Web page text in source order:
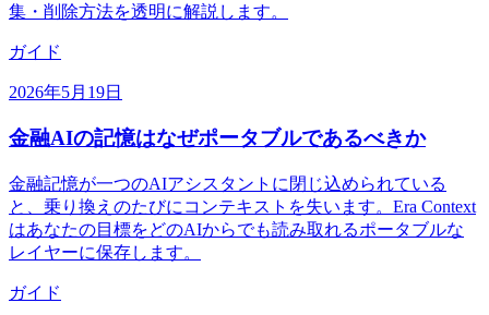
集・削除方法を透明に解説します。
ガイド
2026年5月19日
金融AIの記憶はなぜポータブルであるべきか
金融記憶が一つのAIアシスタントに閉じ込められている
と、乗り換えのたびにコンテキストを失います。Era Context
はあなたの目標をどのAIからでも読み取れるポータブルな
レイヤーに保存します。
ガイド